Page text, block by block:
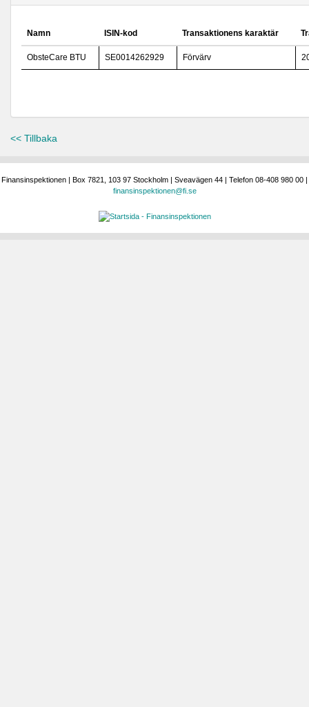
Namn ISIN-kod Transaktionens karaktär
ObsteCare BTU SE0014262929 Förvärv
<< Tillbaka
Finansinspektionen | Box 7821, 103 97 Stockholm | Sveavägen 44 | Telefon 08-408 980 00 |
finansinspektionen@fi.se